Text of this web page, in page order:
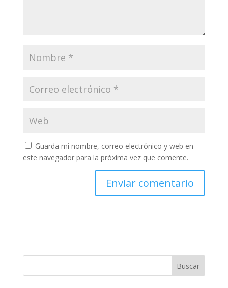
Guarda mi nombre, correo electrónico y web en
este navegador para la próxima vez que comente.